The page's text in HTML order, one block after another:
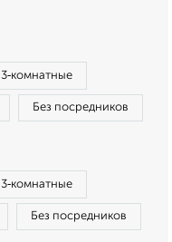
3‑комнатные
Без посредников
3‑комнатные
Без посредников